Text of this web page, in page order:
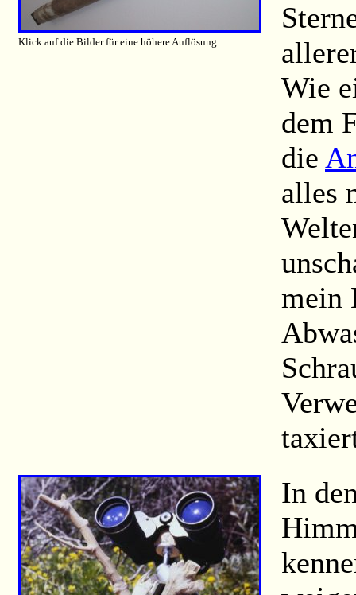
Klick auf die Bilder für eine höhere Auflösung
Wie
dem
die
alles
mein
In